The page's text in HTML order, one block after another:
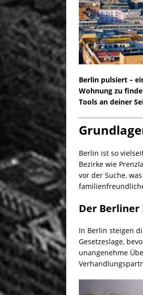
Berlin pulsiert –
Wohnung zu
Tools an deiner
Berlin ist so
Bezirke wie
vor der Suche,
Der
In Berlin steigen
Gesetzeslage,
unangenehme